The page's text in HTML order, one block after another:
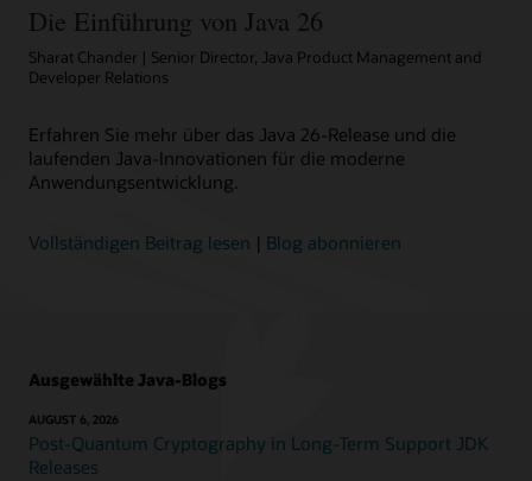
Die Einführung von Java 26
Sharat Chander | Senior Director, Java Product Management and
Developer Relations
Erfahren Sie mehr über das Java 26-Release und die
laufenden Java-Innovationen für die moderne
Anwendungsentwicklung.
Vollständigen Beitrag lesen | Blog abonnieren
Ausgewählte Java-Blogs
AUGUST 6, 2026
Post-Quantum Cryptography in Long-Term Support JDK
Releases